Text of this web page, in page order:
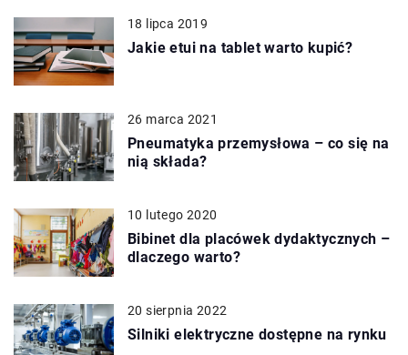
18 lipca 2019
Jakie etui na tablet warto kupić?
26 marca 2021
Pneumatyka przemysłowa – co się na
nią składa?
10 lutego 2020
Bibinet dla placówek dydaktycznych –
dlaczego warto?
20 sierpnia 2022
Silniki elektryczne dostępne na rynku